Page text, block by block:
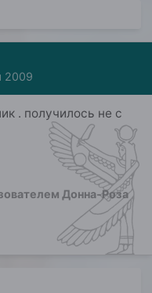
2009
. получилось не с
Донна-Роза